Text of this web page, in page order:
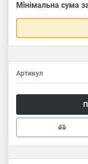
Мінімальна сума
Артикул